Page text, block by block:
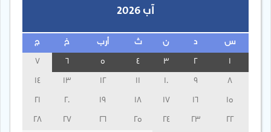
آب 2026
س ن ث أرب خ ج
3
13
14
15
16
17
18
19
20
21
22
23
24
25
26
27
28